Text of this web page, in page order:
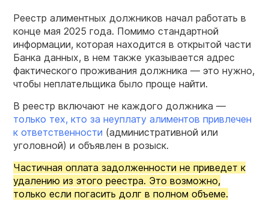
Реестр алиментных должников начал работать в
конце мая 2025 года. Помимо стандартной
информации, которая находится в открытой части
Банка данных, в нем также указывается адрес
фактического проживания должника — это нужно,
чтобы неплательщика было проще найти.
В реестр включают не каждого должника —
только тех, кто за неуплату алиментов привлечен
к ответственности (административной или
уголовной) и объявлен в розыск.
Частичная оплата задолженности не приведет к
удалению из этого реестра. Это возможно,
только если погасить долг в полном объеме.